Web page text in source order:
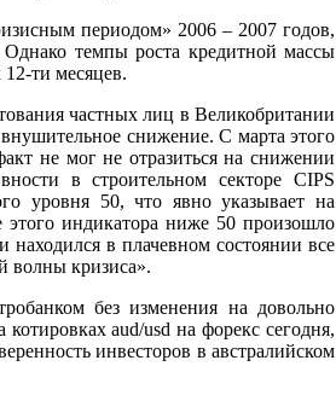
периодом» 2006 – 2007 годов,
темпы роста кредитной массы
ти месяцев.
частных лиц в Великобритании
снижение. С марта этого
не мог не отразиться на снижении
в строительном секторе CIPS
уровня 50, что явно указывает на
индикатора ниже 50 произошло
в плачевном состоянии все
волны кризиса».
без изменения на довольно
aud/usd на форекс сегодня,
инвесторов в австралийском